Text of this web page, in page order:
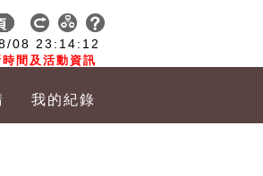
08 23:14:13
間及活動資訊
我的紀錄